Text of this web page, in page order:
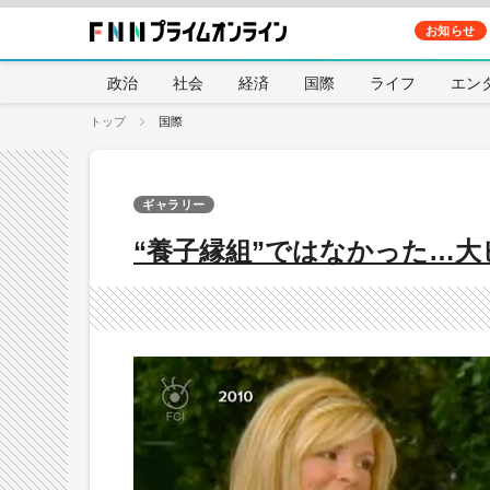
お知らせ
政治 社会 経済 国際 ライフ エン
トップ 国際
“養子縁組”ではなかった…
ギャラリー